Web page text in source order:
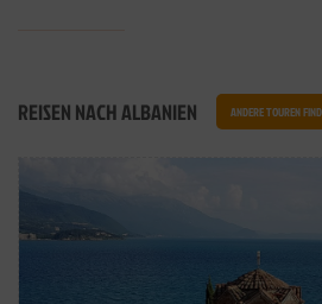
REISEN NACH ALBANIEN ANDERE TOUREN